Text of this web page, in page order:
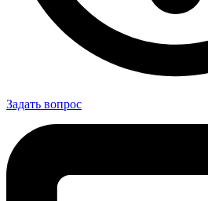
Задать вопрос